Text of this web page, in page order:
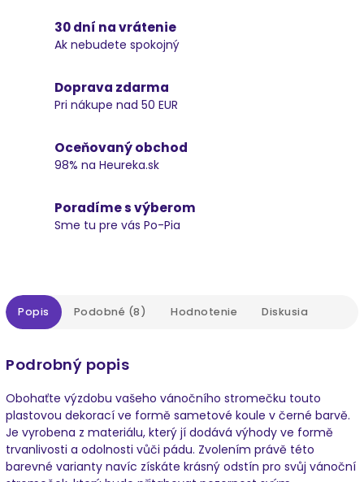
30 dní na vrátenie
Ak nebudete spokojný
Doprava zdarma
Pri nákupe nad 50 EUR
Oceňovaný obchod
98% na Heureka.sk
Poradíme s výberom
Sme tu pre vás Po-Pia
Popis Podobné (8) Hodnotenie Diskusia
Podrobný popis
Obohaťte výzdobu vašeho vánočního stromečku touto
plastovou dekorací ve formě sametové koule v černé barvě.
Je vyrobena z materiálu, který jí dodává výhody ve formě
trvanlivosti a odolnosti vůči pádu. Zvolením právě této
barevné varianty navíc získáte krásný odstín pro svůj vánoční